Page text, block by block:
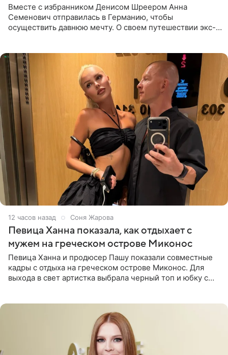
Вместе с избранником Денисом Шреером Анна
Семенович отправилась в Германию, чтобы
осуществить давнюю мечту. О своем путешествии экс-
12 часов назад Соня Жарова
Певица Ханна показала, как отдыхает с
мужем на греческом острове Миконос
Певица Ханна и продюсер Пашу показали совместные
кадры с отдыха на греческом острове Миконос. Для
выхода в свет артистка выбрала черный топ и юбку с